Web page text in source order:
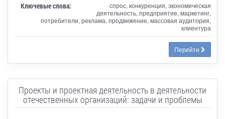
Ключевые слова:
спрос, конкуренция, экономическая
деятельность, предприятие, маркетинг,
потребители, реклама, продвижение, массовая аудитория,
клиентура
Перейти
Проекты и проектная деятельность в деятельности
отечественных организаций: задачи и проблемы